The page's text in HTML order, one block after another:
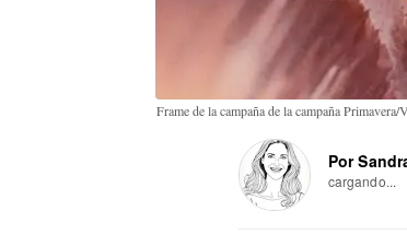
Frame de la campaña de la campaña
Por
cargando...